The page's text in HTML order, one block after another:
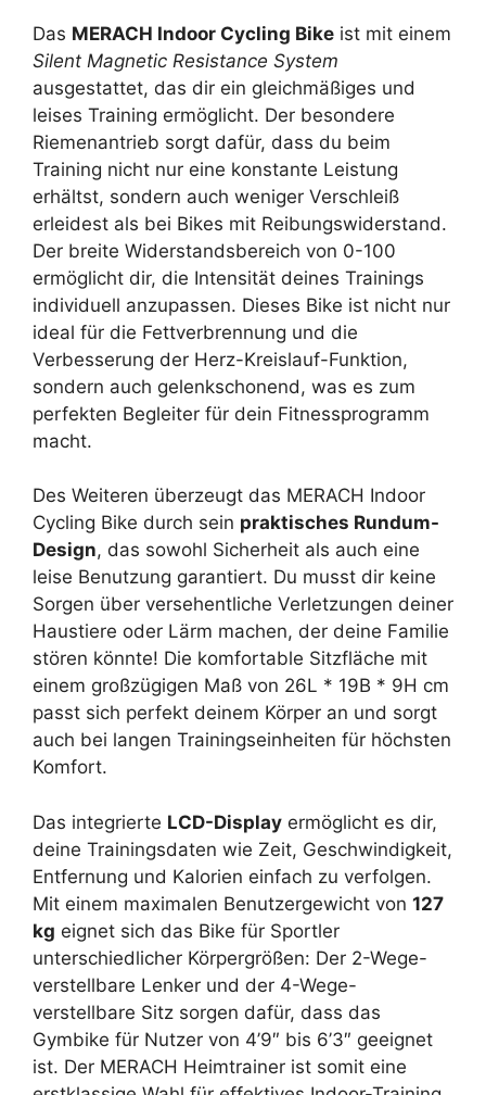
Das MERACH Indoor Cycling Bike ist mit einem
Silent Magnetic Resistance System
ausgestattet, das dir ein gleichmäßiges und
leises Training ermöglicht. Der besondere
Riemenantrieb sorgt dafür, dass du beim
Training nicht nur eine konstante Leistung
erhältst, sondern auch weniger Verschleiß
erleidest als bei Bikes mit Reibungswiderstand.
Der breite Widerstandsbereich von 0-100
ermöglicht dir, die Intensität deines Trainings
individuell anzupassen. Dieses Bike ist nicht nur
ideal für die Fettverbrennung und die
Verbesserung der Herz-Kreislauf-Funktion,
sondern auch gelenkschonend, was es zum
perfekten Begleiter für dein Fitnessprogramm
macht.
Des Weiteren überzeugt das MERACH Indoor
Cycling Bike durch sein praktisches Rundum-
Design, das sowohl Sicherheit als auch eine
leise Benutzung garantiert. Du musst dir keine
Sorgen über versehentliche Verletzungen deiner
Haustiere oder Lärm machen, der deine Familie
stören könnte! Die komfortable Sitzfläche mit
einem großzügigen Maß von 26L * 19B * 9H cm
passt sich perfekt deinem Körper an und sorgt
auch bei langen Trainingseinheiten für höchsten
Komfort.
Das integrierte LCD-Display ermöglicht es dir,
deine Trainingsdaten wie Zeit, Geschwindigkeit,
Entfernung und Kalorien einfach zu verfolgen.
Mit einem maximalen Benutzergewicht von 127
kg eignet sich das Bike für Sportler
unterschiedlicher Körpergrößen: Der 2-Wege-
verstellbare Lenker und der 4-Wege-
verstellbare Sitz sorgen dafür, dass das
Gymbike für Nutzer von 4’9″ bis 6’3″ geeignet
ist. Der MERACH Heimtrainer ist somit eine